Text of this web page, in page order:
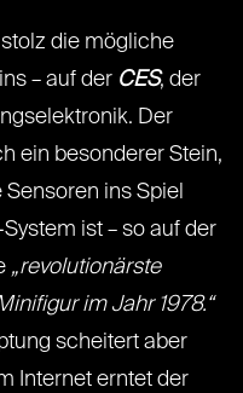
die mögliche
– auf der CES, der
Der
ein besonderer Stein,
ins Spiel
ist – so auf der
„revolutionärste
im Jahr 1978.“
scheitert aber
Internet erntet der